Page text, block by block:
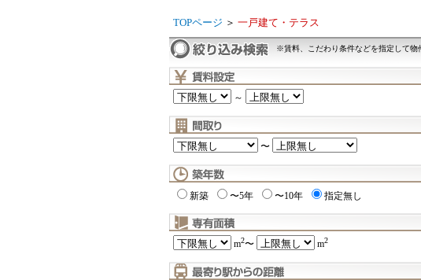
TOPページ ＞ 一戸建て・テラス
※賃料、こだわり条件などを指定して物
～
〜
新築 〜5年 〜10年 指定無し
m2〜 m2